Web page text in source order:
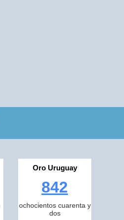
Oro Uruguay
842
ochocientos cuarenta y
dos